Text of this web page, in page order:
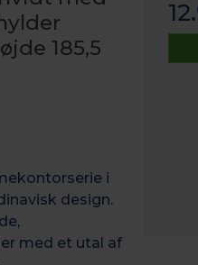
185,5
i
design.
med et utal af